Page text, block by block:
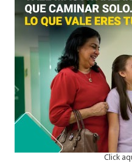
Click